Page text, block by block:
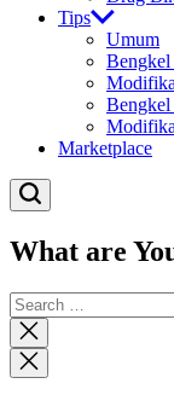
Tips
Umum
Marketplace
What are
Search
for:
Close
search